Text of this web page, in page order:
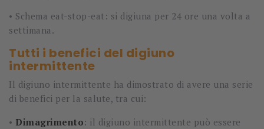
• Schema eat-stop-eat: si digiuna per 24 ore una volta a
settimana.
Tutti i benefici del digiuno
intermittente
Il digiuno intermittente ha dimostrato di avere una serie
di benefici per la salute, tra cui:
• Dimagrimento: il digiuno intermittente può essere